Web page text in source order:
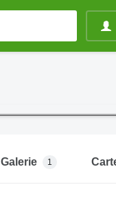
Galerie 1